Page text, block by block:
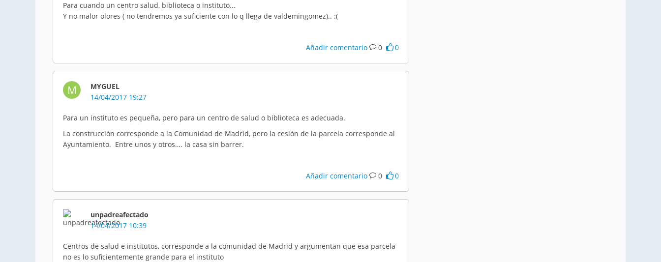
Para cuando un centro salud, biblioteca o instituto...
Y no malor olores ( no tendremos ya suficiente con lo q llega de valdemingomez).. :(
Añadir comentario 0 0
M
MYGUEL
14/04/2017 19:27
Para un instituto es pequeña, pero para un centro de salud o biblioteca es adecuada.
La construcción corresponde a la Comunidad de Madrid, pero la cesión de la parcela corresponde al
Ayuntamiento. Entre unos y otros…. la casa sin barrer.
Añadir comentario 0 0
unpadreafectado
14/04/2017 10:39
Centros de salud e institutos, corresponde a la comunidad de Madrid y argumentan que esa parcela
no es lo suficientemente grande para el instituto